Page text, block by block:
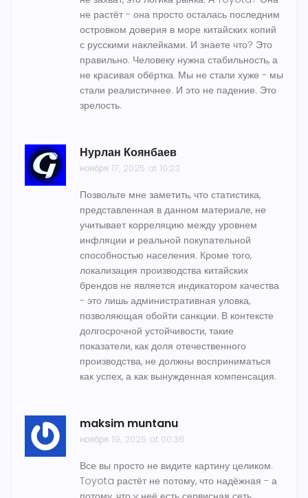
не растёт - она просто осталась последним
островком доверия в море китайских копий
с русскими наклейками. И знаете что? Это
правильно. Человеку нужна стабильность, а
не красивая обёртка. Мы не стали хуже - мы
стали реалистичнее. И это не падение. Это
зрелость.
Нурлан Коянбаев
ноября 17, 2025 at 10:23
Позвольте мне заметить, что статистика,
представленная в данном материале, не
учитывает корреляцию между уровнем
инфляции и реальной покупательной
способностью населения. Кроме того,
локализация производства китайских
брендов не является индикатором качества
- это лишь административная уловка,
позволяющая обойти санкции. В контексте
долгосрочной устойчивости, такие
показатели, как доля отечественного
производства, не должны восприниматься
как успех, а как вынужденная компенсация.
maksim muntanu
ноября 19, 2025 at 00:36
Все вы просто не видите картину целиком.
Toyota растёт не потому, что надёжная - а